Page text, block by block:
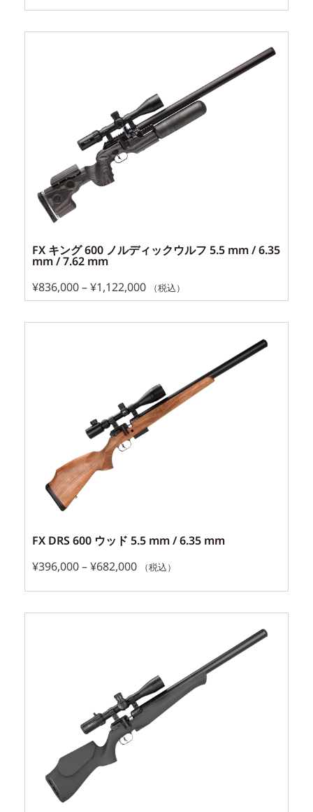
FX キング 600 ノルディックウルフ 5.5 mm / 6.35
mm / 7.62 mm
¥836,000–¥1,122,000 （税込）
FX DRS 600 ウッド 5.5 mm / 6.35 mm
¥396,000–¥682,000 （税込）